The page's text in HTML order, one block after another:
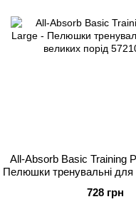
All-Absorb Basic Training
Пелюшки тренувальні для
728 грн